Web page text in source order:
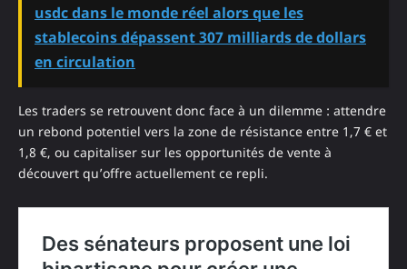
usdc dans le monde réel alors que les
stablecoins dépassent 307 milliards de dollars
en circulation
Les traders se retrouvent donc face à un dilemme : attendre
un rebond potentiel vers la zone de résistance entre 1,7 € et
1,8 €, ou capitaliser sur les opportunités de vente à
découvert qu’offre actuellement ce repli.